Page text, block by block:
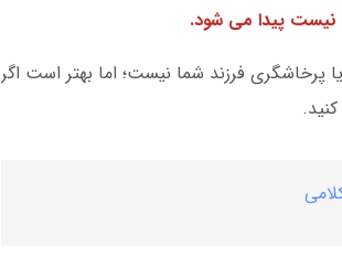
نیست پیدا می شود.
فرزند شما نیست؛ اما بهتر است اگر